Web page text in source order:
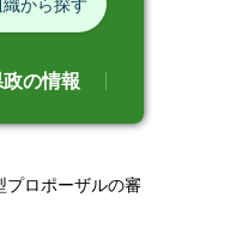
織から探す
政の情報
ロポーザルの審